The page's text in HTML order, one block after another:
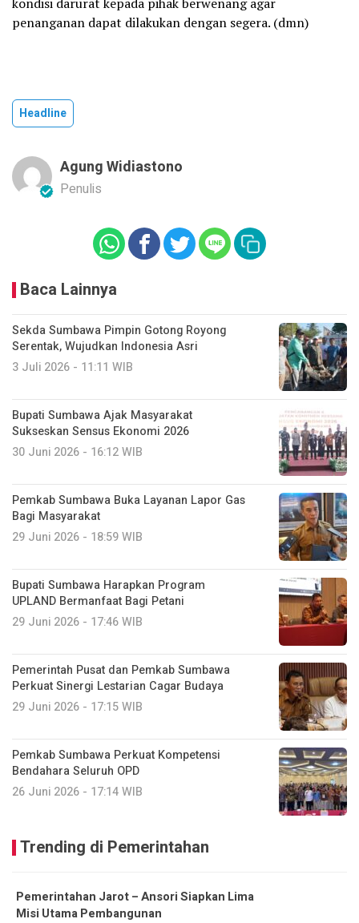
penanganan dapat dilakukan dengan segera. (dmn)
Headline
Agung Widiastono
Penulis
Baca Lainnya
Sekda Sumbawa Pimpin Gotong Royong
Serentak, Wujudkan Indonesia Asri
3 Juli 2026 - 11:11 WIB
Bupati Sumbawa Ajak Masyarakat
Sukseskan Sensus Ekonomi 2026
30 Juni 2026 - 16:12 WIB
Pemkab Sumbawa Buka Layanan Lapor Gas
Bagi Masyarakat
29 Juni 2026 - 18:59 WIB
Bupati Sumbawa Harapkan Program
UPLAND Bermanfaat Bagi Petani
29 Juni 2026 - 17:46 WIB
Pemerintah Pusat dan Pemkab Sumbawa
Perkuat Sinergi Lestarian Cagar Budaya
29 Juni 2026 - 17:15 WIB
Pemkab Sumbawa Perkuat Kompetensi
Bendahara Seluruh OPD
26 Juni 2026 - 17:14 WIB
Trending di Pemerintahan
Pemerintahan Jarot – Ansori Siapkan Lima
Misi Utama Pembangunan